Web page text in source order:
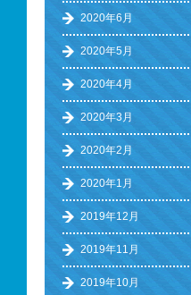
2020年6月
2020年5月
2020年4月
2020年3月
2020年2月
2020年1月
2019年12月
2019年11月
2019年10月